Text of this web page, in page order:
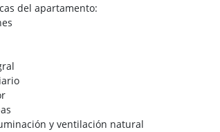
del apartamento:
y ventilación natural